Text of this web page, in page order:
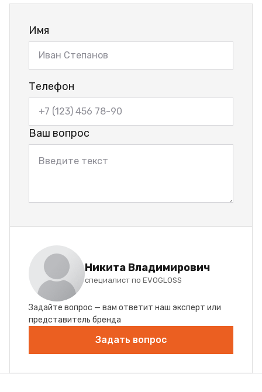
Имя
Телефон
Ваш вопрос
Никита Владимирович
специалист по EVOGLOSS
Задайте вопрос — вам ответит наш эксперт или
представитель бренда
Задать вопрос